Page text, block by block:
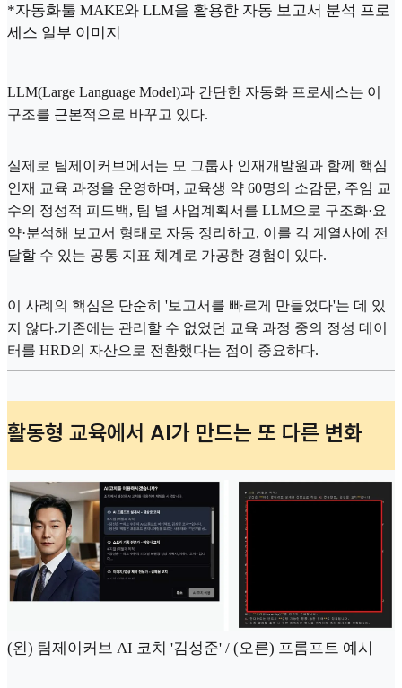
*자동화툴 MAKE와 LLM을 활용한 자동 보고서 분석 프로
세스 일부 이미지
LLM(Large Language Model)과 간단한 자동화 프로세스는 이
구조를 근본적으로 바꾸고 있다.
실제로 팀제이커브에서는 모 그룹사 인재개발원과 함께 핵심
인재 교육 과정을 운영하며, 교육생 약 60명의 소감문, 주임 교
수의 정성적 피드백, 팀 별 사업계획서를 LLM으로 구조화·요
약·분석해 보고서 형태로 자동 정리하고, 이를 각 계열사에 전
달할 수 있는 공통 지표 체계로 가공한 경험이 있다.
이 사례의 핵심은 단순히 '보고서를 빠르게 만들었다'는 데 있
지 않다.기존에는 관리할 수 없었던 교육 과정 중의 정성 데이
터를 HRD의 자산으로 전환했다는 점이 중요하다.
활동형 교육에서 AI가 만드는 또 다른 변화
(왼) 팀제이커브 AI 코치 '김성준' / (오른) 프롬프트 예시